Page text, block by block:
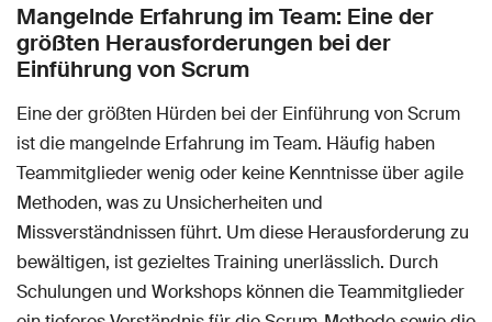
Mangelnde Erfahrung im Team: Eine der
größten Herausforderungen bei der
Einführung von Scrum
Eine der größten Hürden bei der Einführung von Scrum
ist die mangelnde Erfahrung im Team. Häufig haben
Teammitglieder wenig oder keine Kenntnisse über agile
Methoden, was zu Unsicherheiten und
Missverständnissen führt. Um diese Herausforderung zu
bewältigen, ist gezieltes Training unerlässlich. Durch
Schulungen und Workshops können die Teammitglieder